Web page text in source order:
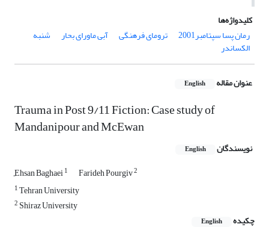
کلیدواژه‌ها
رمان پسا سپتامبر2001
ترومای فرهنگی آبی ماورای بحار شنبه
الکساندر
عنوان مقاله English
Trauma in Post 9/11 Fiction: Case study of
Mandanipour and McEwan
نویسندگان English
ٍEhsan Baghaei1 Farideh Pourgiv2
1Tehran University
2 Shiraz University
چکیده
English